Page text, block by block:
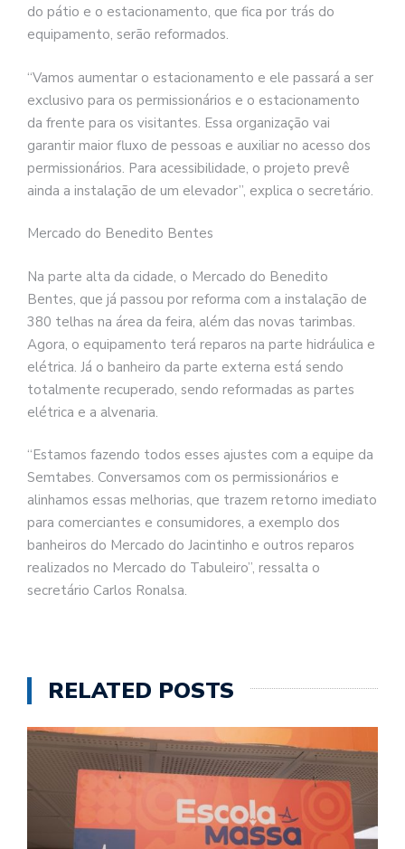
do pátio e o estacionamento, que fica por trás do
equipamento, serão reformados.
“Vamos aumentar o estacionamento e ele passará a ser
exclusivo para os permissionários e o estacionamento
da frente para os visitantes. Essa organização vai
garantir maior fluxo de pessoas e auxiliar no acesso dos
permissionários. Para acessibilidade, o projeto prevê
ainda a instalação de um elevador”, explica o secretário.
Mercado do Benedito Bentes
Na parte alta da cidade, o Mercado do Benedito
Bentes, que já passou por reforma com a instalação de
380 telhas na área da feira, além das novas tarimbas.
Agora, o equipamento terá reparos na parte hidráulica e
elétrica. Já o banheiro da parte externa está sendo
totalmente recuperado, sendo reformadas as partes
elétrica e a alvenaria.
“Estamos fazendo todos esses ajustes com a equipe da
Semtabes. Conversamos com os permissionários e
alinhamos essas melhorias, que trazem retorno imediato
para comerciantes e consumidores, a exemplo dos
banheiros do Mercado do Jacintinho e outros reparos
realizados no Mercado do Tabuleiro”, ressalta o
secretário Carlos Ronalsa.
RELATED POSTS